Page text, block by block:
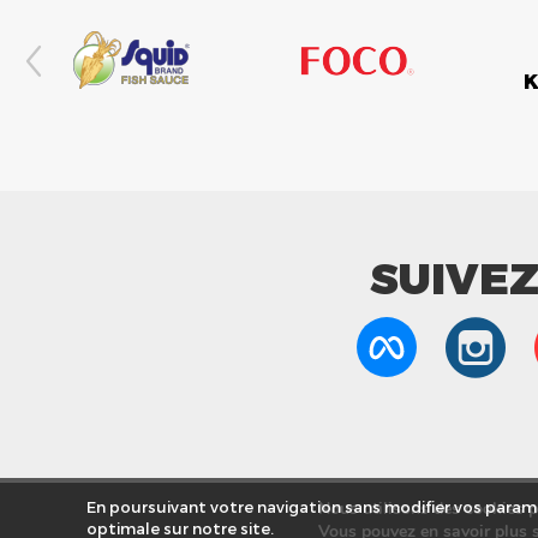
Nos
En poursuivant votre navigation sans modifier vos
optimale sur notre site.
Nous utilisons des cookies
Vous pouvez en savoir plus